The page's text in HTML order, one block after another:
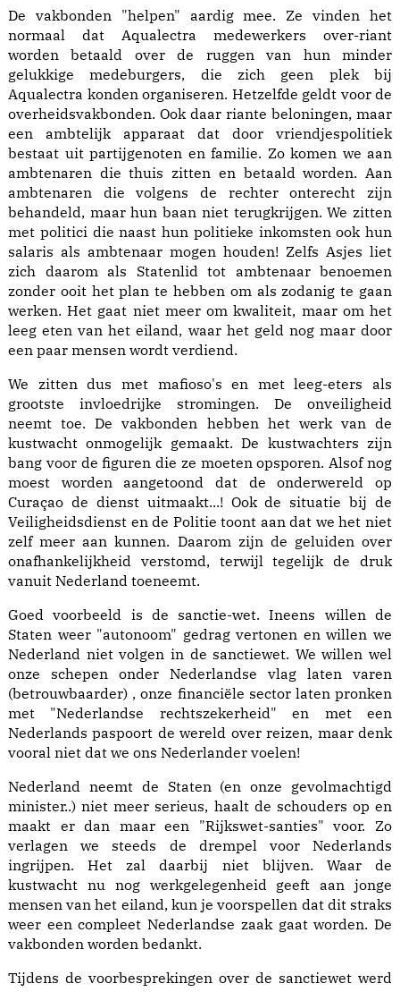
De vakbonden "helpen" aardig mee. Ze vinden het
normaal dat Aqualectra medewerkers over-riant
worden betaald over de ruggen van hun minder
gelukkige medeburgers, die zich geen plek bij
Aqualectra konden organiseren. Hetzelfde geldt voor de
overheidsvakbonden. Ook daar riante beloningen, maar
een ambtelijk apparaat dat door vriendjespolitiek
bestaat uit partijgenoten en familie. Zo komen we aan
ambtenaren die thuis zitten en betaald worden. Aan
ambtenaren die volgens de rechter onterecht zijn
behandeld, maar hun baan niet terugkrijgen. We zitten
met politici die naast hun politieke inkomsten ook hun
salaris als ambtenaar mogen houden! Zelfs Asjes liet
zich daarom als Statenlid tot ambtenaar benoemen
zonder ooit het plan te hebben om als zodanig te gaan
werken. Het gaat niet meer om kwaliteit, maar om het
leeg eten van het eiland, waar het geld nog maar door
een paar mensen wordt verdiend.
We zitten dus met mafioso's en met leeg-eters als
grootste invloedrijke stromingen. De onveiligheid
neemt toe. De vakbonden hebben het werk van de
kustwacht onmogelijk gemaakt. De kustwachters zijn
bang voor de figuren die ze moeten opsporen. Alsof nog
moest worden aangetoond dat de onderwereld op
Curaçao de dienst uitmaakt...! Ook de situatie bij de
Veiligheidsdienst en de Politie toont aan dat we het niet
zelf meer aan kunnen. Daarom zijn de geluiden over
onafhankelijkheid verstomd, terwijl tegelijk de druk
vanuit Nederland toeneemt.
Goed voorbeeld is de sanctie-wet. Ineens willen de
Staten weer "autonoom" gedrag vertonen en willen we
Nederland niet volgen in de sanctiewet. We willen wel
onze schepen onder Nederlandse vlag laten varen
(betrouwbaarder) , onze financiële sector laten pronken
met "Nederlandse rechtszekerheid" en met een
Nederlands paspoort de wereld over reizen, maar denk
vooral niet dat we ons Nederlander voelen!
Nederland neemt de Staten (en onze gevolmachtigd
minister..) niet meer serieus, haalt de schouders op en
maakt er dan maar een "Rijkswet-santies" voor. Zo
verlagen we steeds de drempel voor Nederlands
ingrijpen. Het zal daarbij niet blijven. Waar de
kustwacht nu nog werkgelegenheid geeft aan jonge
mensen van het eiland, kun je voorspellen dat dit straks
weer een compleet Nederlandse zaak gaat worden. De
vakbonden worden bedankt.
Tijdens de voorbesprekingen over de sanctiewet werd